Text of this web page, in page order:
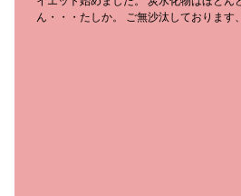
ん・・・たしか。 ご無沙汰しております